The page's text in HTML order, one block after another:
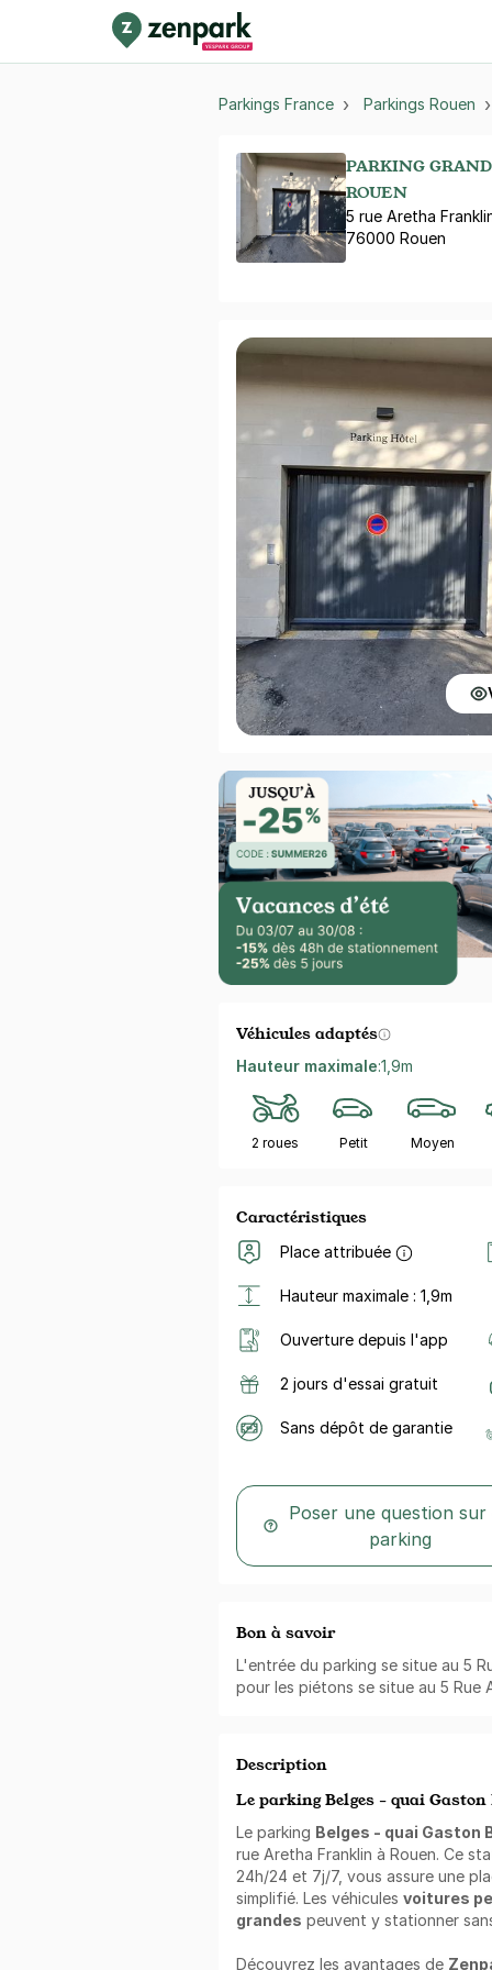
Parkings France Parkings Rouen
PARKING
ROUEN
5 rue Aretha
76000 Rouen
Véhicules adaptés
Hauteur maximale:1,9m
2 roues Petit Moyen
Caractéristiques
Place attribuée
Hauteur maximale : 1,9m
Ouverture depuis l'app
2 jours d'essai gratuit
Sans dépôt de garantie
Poser une question sur
parking
Bon à savoir
L'entrée du parking se situe au 5
pour les piétons se situe au 5 Rue
Description
Le parking Belges - quai Gaston
Le parking Belges - quai Gaston
rue Aretha Franklin à Rouen. Ce
24h/24 et 7j/7, vous assure une
simplifié. Les véhicules voitures
grandes peuvent y stationner
Découvrez les avantages de